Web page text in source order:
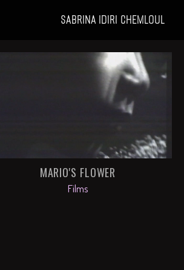
SABRINA IDIRI CHEMLOUL
MARIO'S FLOWER
Films